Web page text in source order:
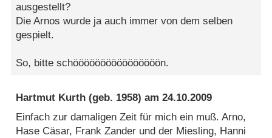
ausgestellt?
Die Arnos wurde ja auch immer von dem selben
gespielt.
So, bitte schöööööööööööööööön.
Hartmut Kurth (geb. 1958) am24.10.2009
Einfach zur damaligen Zeit für mich ein muß. Arno,
Hase Cäsar, Frank Zander und der Miesling, Hanni